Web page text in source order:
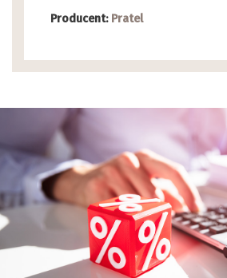
Producent: Pratel